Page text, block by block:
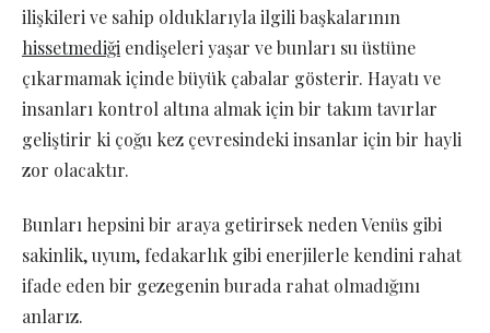
ilişkileri ve sahip olduklarıyla ilgili başkalarının
hissetmediği endişeleri yaşar ve bunları su üstüne
çıkarmamak içinde büyük çabalar gösterir. Hayatı ve
insanları kontrol altına almak için bir takım tavırlar
geliştirir ki çoğu kez çevresindeki insanlar için bir hayli
zor olacaktır.
Bunları hepsini bir araya getirirsek neden Venüs gibi
sakinlik, uyum, fedakarlık gibi enerjilerle kendini rahat
ifade eden bir gezegenin burada rahat olmadığını
anlarız.